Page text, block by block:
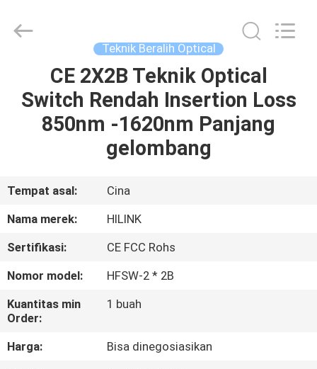
RUMAH
PRODUK
KAMI
PABRIK
KONTROL
KUALITAS
Technology
Co.,Ltd..
Teknik Beralih Optical
CE 2X2B Teknik Optical
Switch Rendah Insertion Loss
850nm -1620nm Panjang
gelombang
Tempat asal:
Cina
Nama merek:
HILINK
Sertifikasi:
CE FCC Rohs
Nomor model:
HFSW-2 * 2B
Kuantitas min
Order:
1 buah
Harga:
Bisa dinegosiasikan